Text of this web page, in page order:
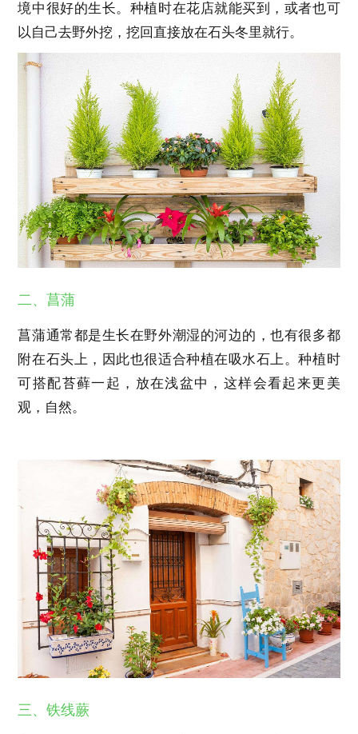
境中很好的生长。种植时在花店就能买到，或者也可
以自己去野外挖，挖回直接放在石头冬里就行。
二、菖蒲
菖蒲通常都是生长在野外潮湿的河边的，也有很多都
附在石头上，因此也很适合种植在吸水石上。种植时
可搭配苔藓一起，放在浅盆中，这样会看起来更美
观，自然。
三、铁线蕨